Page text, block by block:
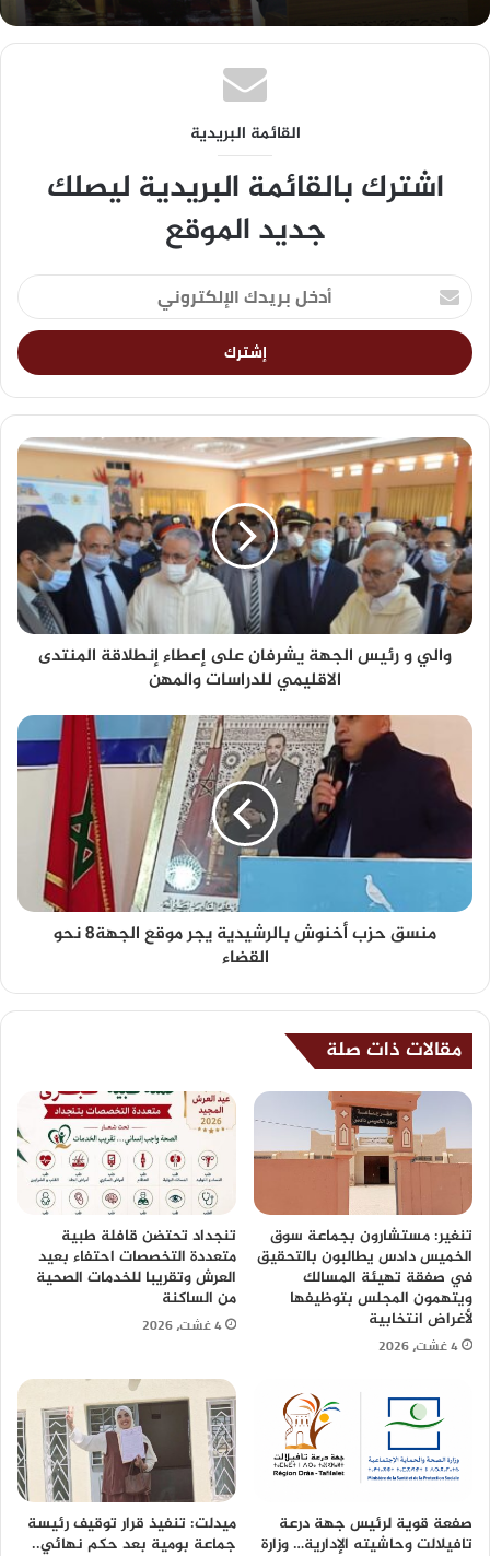
القائمة البريدية
اشترك بالقائمة البريدية ليصلك
جديد الموقع
والي و رئيس الجهة يشرفان على إعطاء إنطلاقة المنتدى
الاقليمي للدراسات والمهن
منسق حزب أخنوش بالرشيدية يجر موقع الجهة8 نحو
القضاء
مقالات ذات صلة
تنغير: مستشارون بجماعة سوق
الخميس دادس يطالبون بالتحقيق
في صفقة تهيئة المسالك
ويتهمون المجلس بتوظيفها
لأغراض انتخابية
4 غشت، 2026
تنجداد تحتضن قافلة طبية
متعددة التخصصات احتفاء بعيد
العرش وتقريبا للخدمات الصحية
من الساكنة
4 غشت، 2026
صفعة قوية لرئيس جهة درعة
تافيلالت وحاشيته الإدارية… وزارة
ميدلت: تنفيذ قرار توقيف رئيسة
جماعة بومية بعد حكم نهائي..